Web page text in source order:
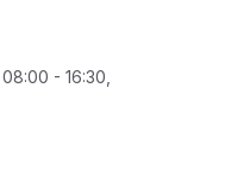
- 16:30,